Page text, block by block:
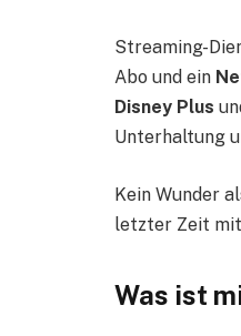
Streaming-
Abo und ein
Disney Plus
Unterhaltung
Kein Wunder
letzter Zeit mit
Was ist